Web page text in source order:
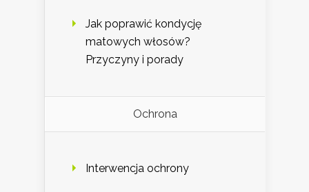
Jak poprawić kondycję
matowych włosów?
Przyczyny i porady
Ochrona
Interwencja ochrony